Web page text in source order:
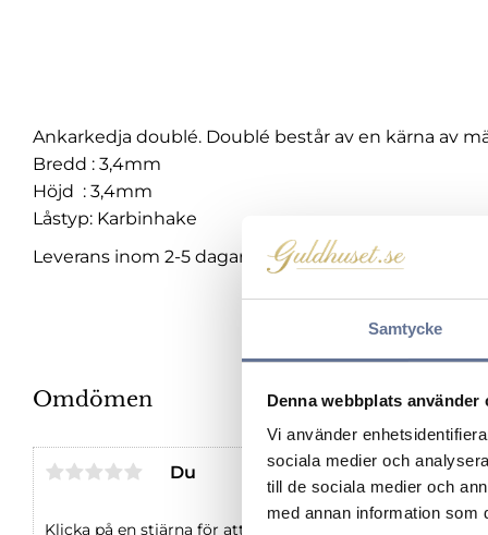
Samtycke
Denna webbplats använder
Vi använder
sociala medier och
till de sociala medier och
med annan information som
Ankarkedja doublé. Doublé består av en kärna av
Bredd : 3,4mm
Höjd : 3,4mm
Låstyp: Karbinhake
Leverans inom 2-5 dagar.
Omdömen
Du
Klicka på en stjärna för att sätta ditt betyg